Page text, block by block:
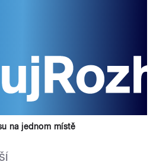
na jednom místě